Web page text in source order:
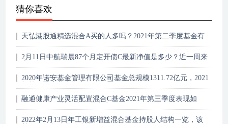
猜你喜欢
天弘港股通精选混合A买的人多吗？2021年第二季度基金有
2月11日中航瑞晨87个月定开债C最新净值是多少？近一周来
2020年诺安基金管理有限公司基金总规模1311.72亿元，2021
融通健康产业灵活配置混合C基金2021年第三季度表现如
2022年2月13日年工银新增益混合基金持股人结构一览，该